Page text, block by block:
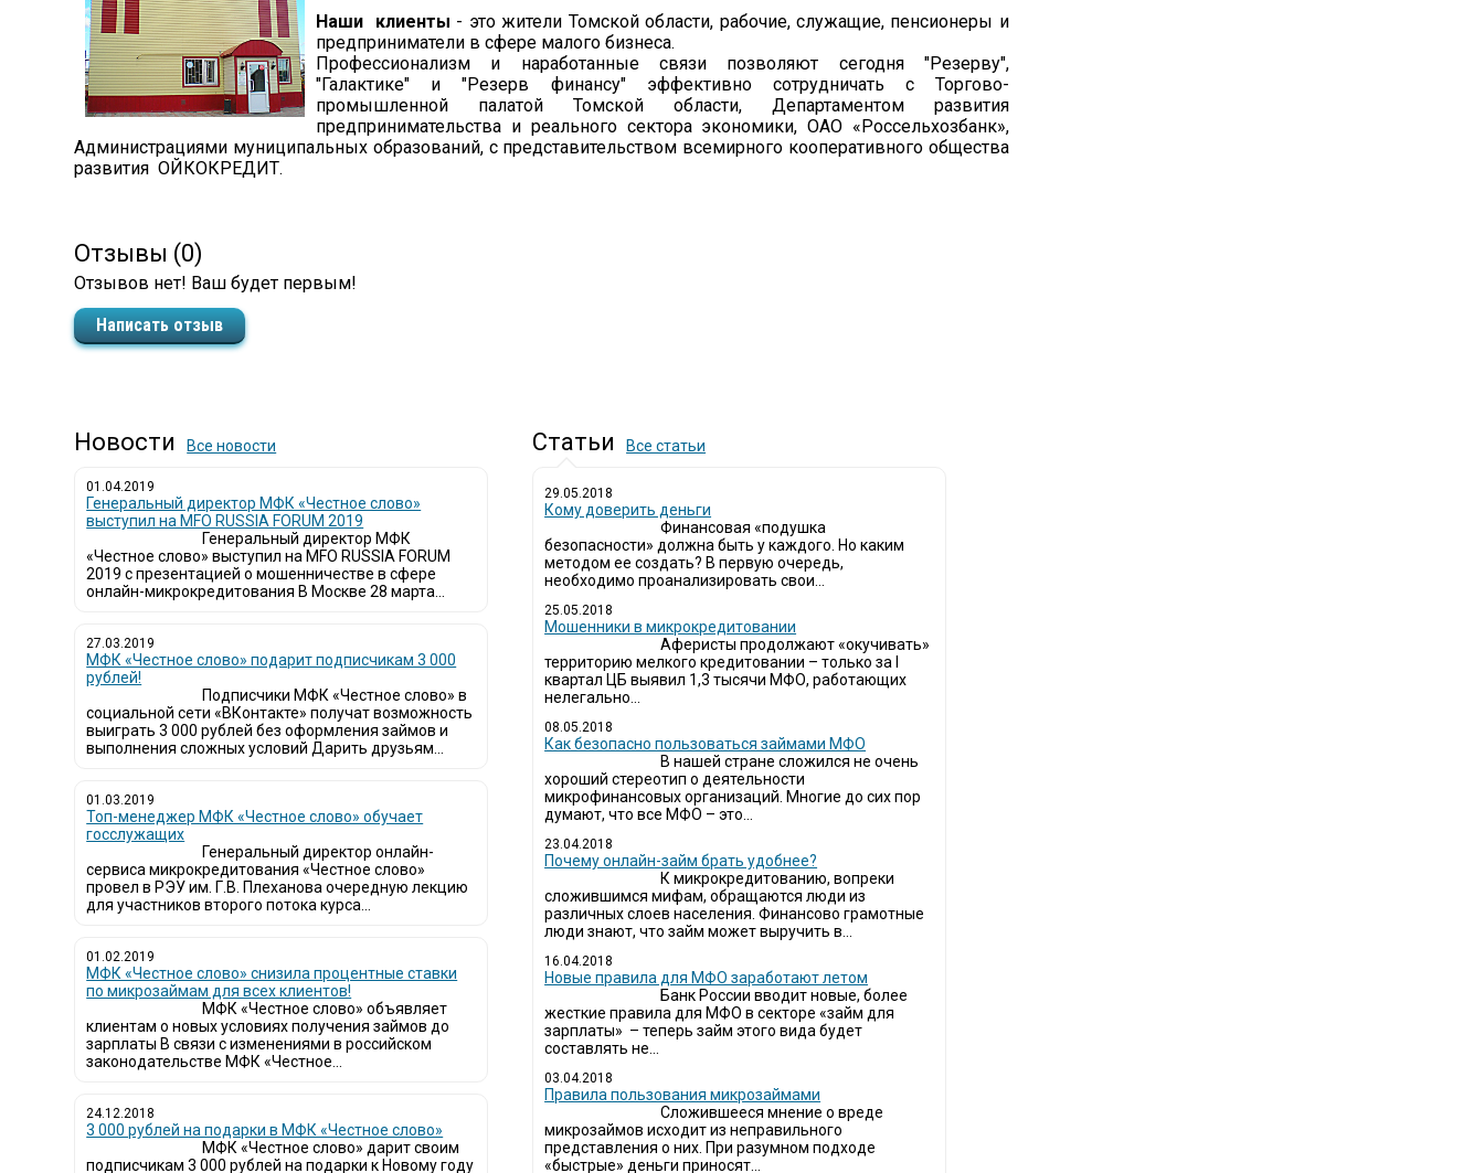
Наши клиенты - это жители Томской области, рабочие, служащие, пенсионеры и
предприниматели в сфере малого бизнеса.
Профессионализм и наработанные связи позволяют сегодня "Резерву",
"Галактике" и "Резерв финансу" эффективно сотрудничать с Торгово-
промышленной палатой Томской области, Департаментом развития
предпринимательства и реального сектора экономики, ОАО «Россельхозбанк»,
Администрациями муниципальных образований, с представительством всемирного кооперативного общества
развития ОЙКОКРЕДИТ.
Отзывы (0)
Отзывов нет! Ваш будет первым!
Написать отзыв
Новости Все новости
01.04.2019
Генеральный директор МФК «Честное слово»
выступил на MFO RUSSIA FORUM 2019
Генеральный директор МФК
«Честное слово» выступил на MFO RUSSIA FORUM
2019 с презентацией о мошенничестве в сфере
онлайн-микрокредитования В Москве 28 марта...
27.03.2019
МФК «Честное слово» подарит подписчикам 3 000
рублей!
Подписчики МФК «Честное слово» в
социальной сети «ВКонтакте» получат возможность
выиграть 3 000 рублей без оформления займов и
выполнения сложных условий Дарить друзьям...
01.03.2019
Топ-менеджер МФК «Честное слово» обучает
госслужащих
Генеральный директор онлайн-
сервиса микрокредитования «Честное слово»
провел в РЭУ им. Г.В. Плеханова очередную лекцию
для участников второго потока курса...
01.02.2019
МФК «Честное слово» снизила процентные ставки
по микрозаймам для всех клиентов!
МФК «Честное слово» объявляет
клиентам о новых условиях получения займов до
зарплаты В связи с изменениями в российском
законодательстве МФК «Честное...
24.12.2018
3 000 рублей на подарки в МФК «Честное слово»
МФК «Честное слово» дарит своим
подписчикам 3 000 рублей на подарки к Новому году
Статьи Все статьи
29.05.2018
Кому доверить деньги
Финансовая «подушка
безопасности» должна быть у каждого. Но каким
методом ее создать? В первую очередь,
необходимо проанализировать свои...
25.05.2018
Мошенники в микрокредитовании
Аферисты продолжают «окучивать»
территорию мелкого кредитовании – только за I
квартал ЦБ выявил 1,3 тысячи МФО, работающих
нелегально...
08.05.2018
Как безопасно пользоваться займами МФО
В нашей стране сложился не очень
хороший стереотип о деятельности
микрофинансовых организаций. Многие до сих пор
думают, что все МФО – это...
23.04.2018
Почему онлайн-займ брать удобнее?
К микрокредитованию, вопреки
сложившимся мифам, обращаются люди из
различных слоев населения. Финансово грамотные
люди знают, что займ может выручить в...
16.04.2018
Новые правила для МФО заработают летом
Банк России вводит новые, более
жесткие правила для МФО в секторе «займ для
зарплаты» – теперь займ этого вида будет
составлять не...
03.04.2018
​Правила пользования микрозаймами
Сложившееся мнение о вреде
микрозаймов исходит из неправильного
представления о них. При разумном подходе
«быстрые» деньги приносят...